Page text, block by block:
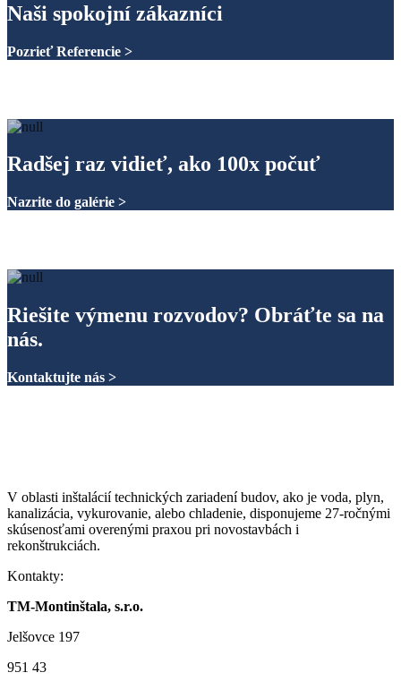
Naši spokojní zákazníci
Pozrieť Referencie >
Radšej raz vidieť, ako 100x počuť
Nazrite do galérie >
Riešite výmenu rozvodov? Obráťte sa na
nás.
Kontaktujte nás >
V oblasti inštalácií technických zariadení budov, ako je voda, plyn,
kanalizácia, vykurovanie, alebo chladenie, disponujeme 27-ročnými
skúsenosťami overenými praxou pri novostavbách i
rekonštrukciách.
Kontakty:
TM-Montinštala, s.r.o.
Jelšovce 197
951 43